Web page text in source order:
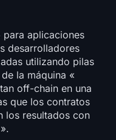
aplicaciones
desarrolladores
utilizando pilas
la máquina «
off-chain en una
que los contratos
los resultados con